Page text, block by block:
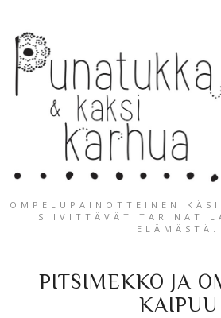
OMPELUPAINOTTEINEN
SIIVITTÄVÄT TARINAT
ELÄMÄSTÄ.
PITSIMEKKO JA
KAIPUU